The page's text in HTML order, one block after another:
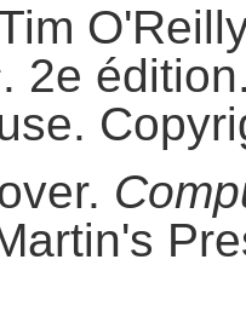
O'Reilly
. 2e
.